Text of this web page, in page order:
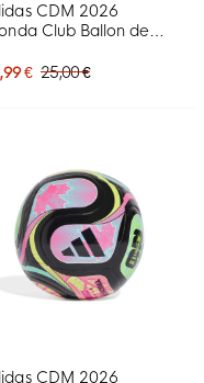
CDM 2026
Club Ballon de
€ 25,00 €
CDM 2026